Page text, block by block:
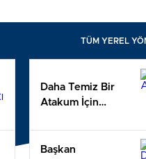
TÜM YEREL
Daha Temiz Bir
Atakum İçin…
Başkan